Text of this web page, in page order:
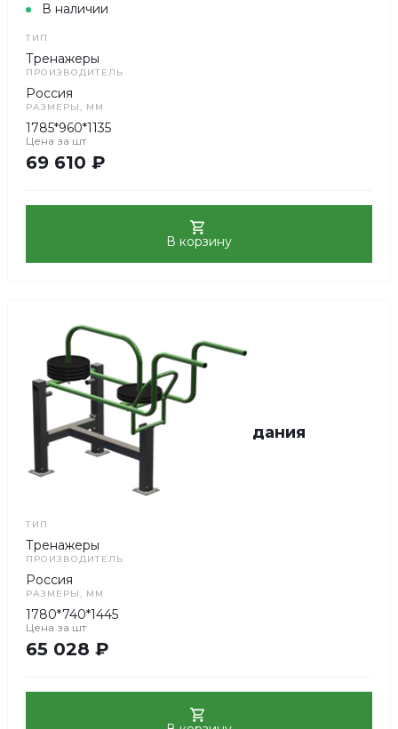
В наличии
ТИП
Тренажеры
ПРОИЗВОДИТЕЛЬ
Россия
РАЗМЕРЫ, ММ
1785*960*1135
Цена за шт
69 610 ₽
В корзину
Тренажер силовой Приседания
Под заказ Да
Артикул
ТИП
Тренажеры
ПРОИЗВОДИТЕЛЬ
Россия
РАЗМЕРЫ, ММ
1780*740*1445
Цена за шт
65 028 ₽